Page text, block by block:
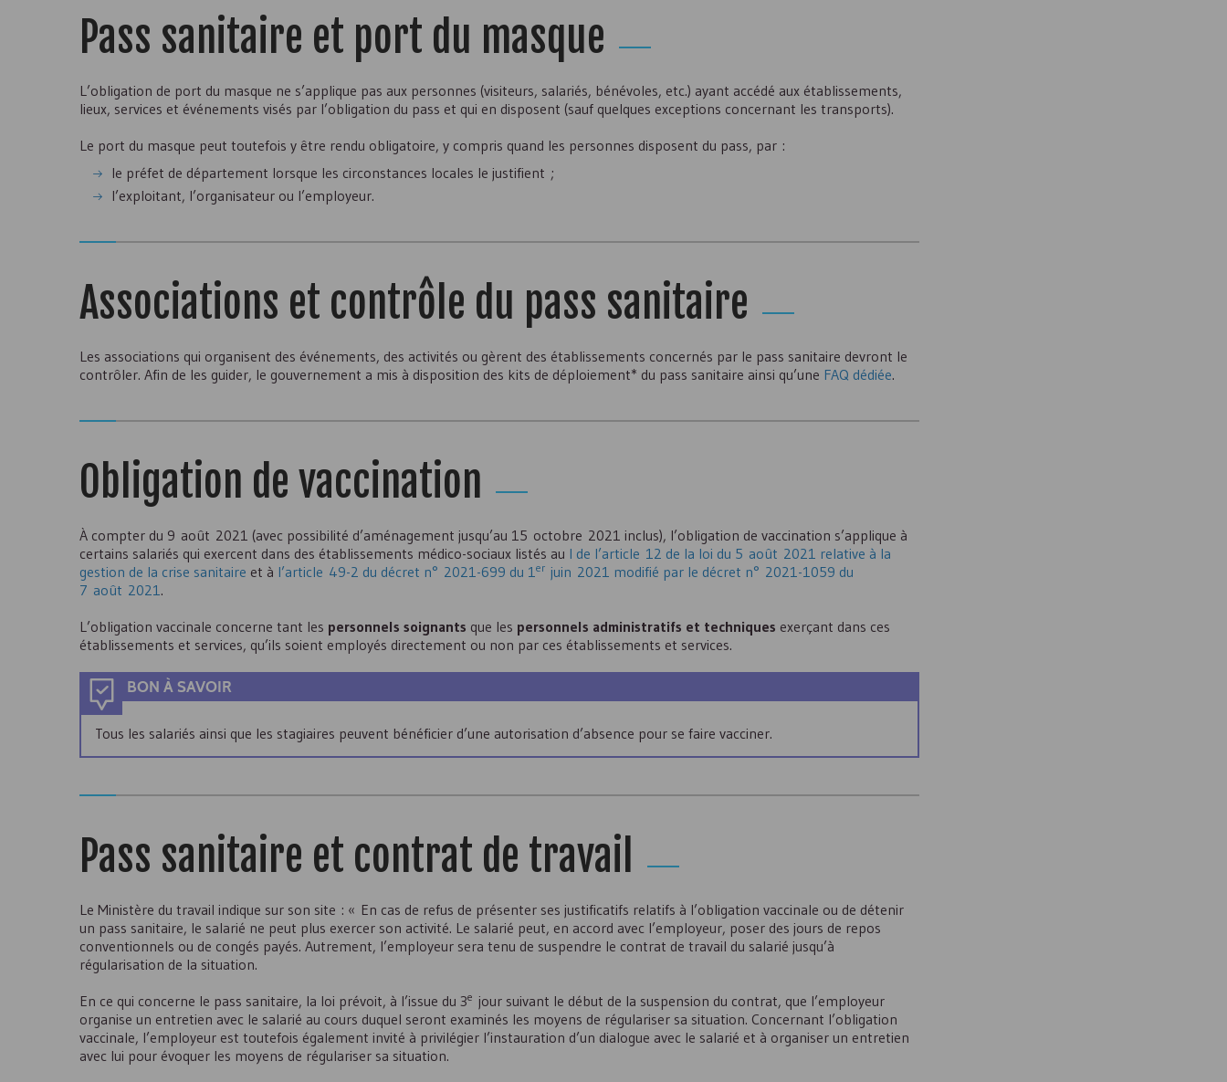
Pass sanitaire et port du masque
L’obligation de port du masque ne s’applique pas aux personnes (visiteurs, salariés, bénévoles, etc.) ayant accédé aux établissements,
lieux, services et événements visés par l’obligation du pass et qui en disposent (sauf quelques exceptions concernant les transports).
Le port du masque peut toutefois y être rendu obligatoire, y compris quand les personnes disposent du pass, par :
le préfet de département lorsque les circonstances locales le justifient ;
l’exploitant, l’organisateur ou l’employeur.
Associations et contrôle du pass sanitaire
Les associations qui organisent des événements, des activités ou gèrent des établissements concernés par le pass sanitaire devront le
contrôler. Afin de les guider, le gouvernement a mis à disposition des kits de déploiement* du pass sanitaire ainsi qu’une FAQ dédiée.
Obligation de vaccination
À compter du 9 août 2021 (avec possibilité d’aménagement jusqu’au 15 octobre 2021 inclus), l’obligation de vaccination s’applique à
certains salariés qui exercent dans des établissements médico-sociaux listés au I de l’article 12 de la loi du 5 août 2021 relative à la
gestion de la crise sanitaire et à l’article 49-2 du décret n° 2021-699 du 1er juin 2021 modifié par le décret n° 2021-1059 du
7 août 2021.
L’obligation vaccinale concerne tant les personnels soignants que les personnels administratifs et techniques exerçant dans ces
établissements et services, qu’ils soient employés directement ou non par ces établissements et services.
BON À SAVOIR
Tous les salariés ainsi que les stagiaires peuvent bénéficier d’une autorisation d’absence pour se faire vacciner.
Pass sanitaire et contrat de travail
Le Ministère du travail indique sur son site : « En cas de refus de présenter ses justificatifs relatifs à l’obligation vaccinale ou de détenir
un pass sanitaire, le salarié ne peut plus exercer son activité. Le salarié peut, en accord avec l’employeur, poser des jours de repos
conventionnels ou de congés payés. Autrement, l’employeur sera tenu de suspendre le contrat de travail du salarié jusqu’à
régularisation de la situation.
En ce qui concerne le pass sanitaire, la loi prévoit, à l’issue du 3e jour suivant le début de la suspension du contrat, que l’employeur
organise un entretien avec le salarié au cours duquel seront examinés les moyens de régulariser sa situation. Concernant l’obligation
vaccinale, l’employeur est toutefois également invité à privilégier l’instauration d’un dialogue avec le salarié et à organiser un entretien
avec lui pour évoquer les moyens de régulariser sa situation.